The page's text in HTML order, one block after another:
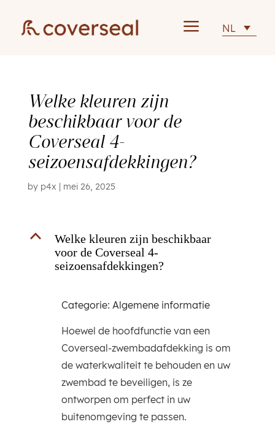
a NL
Welke kleuren zijn
beschikbaar voor de
Coverseal 4-
seizoensafdekkingen?
by p4x | mei 26, 2025
B
Welke kleuren zijn beschikbaar
voor de Coverseal 4-
seizoensafdekkingen?
Categorie: Algemene informatie
Hoewel de hoofdfunctie van een
Coverseal-zwembadafdekking is om
de waterkwaliteit te behouden en uw
zwembad te beveiligen, is ze
ontworpen om perfect in uw
buitenomgeving te passen.